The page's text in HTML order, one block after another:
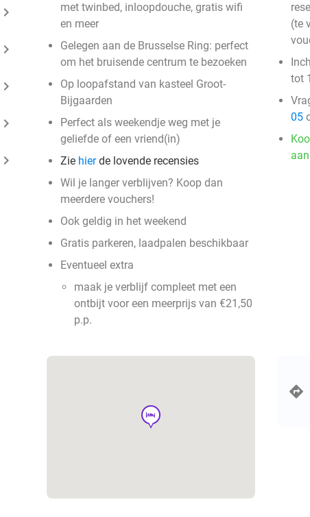
keyboard_arrow_right
keyboard_arrow_right
keyboard_arrow_right
keyboard_arrow_right
keyboard_arrow_right
met twinbed, inloopdouche, gratis wifi
en meer
Gelegen aan de Brusselse Ring: perfect
om het bruisende centrum te bezoeken
Op loopafstand van kasteel Groot-
Bijgaarden
Perfect als weekendje weg met je
geliefde of een vriend(in)
Zie hierde lovende recensies
Wil je langer verblijven? Koop dan
meerdere vouchers!
Ook geldig in het weekend
Gratis parkeren, laadpalen beschikbaar
Eventueel extra
maak je verblijf compleet met een
ontbijt voor een meerprijs van €21,50
p.p.
(te
tot
05
hotel